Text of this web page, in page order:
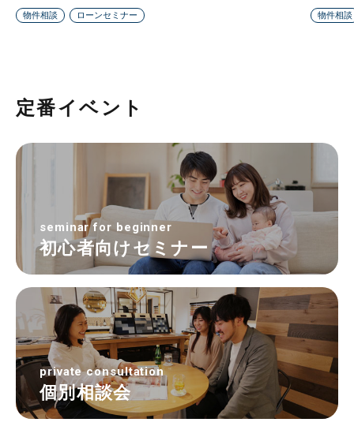
物件相談 ローンセミナー 物件相談
定番イベント
seminar for beginner
初心者向けセミナー
private consultation
個別相談会